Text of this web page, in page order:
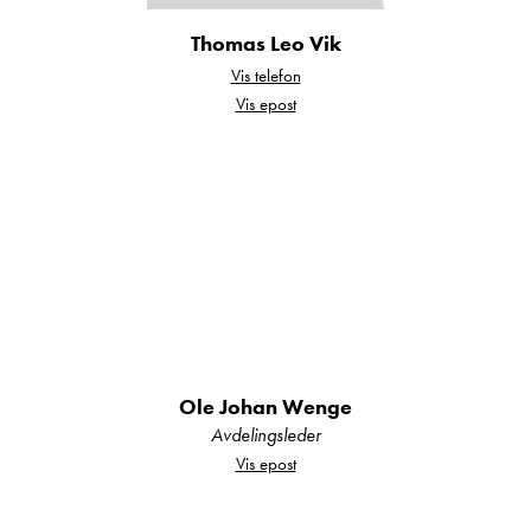
Frostfri vanntank
Radio/CD
Ryggekamera
Thomas Leo Vik
Vis telefon
Vis epost
Ole Johan Wenge
Avdelingsleder
Vis epost